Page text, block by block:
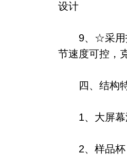
设计
9、☆采用技
节速度可控，
四、结构
1、大屏
2、样品